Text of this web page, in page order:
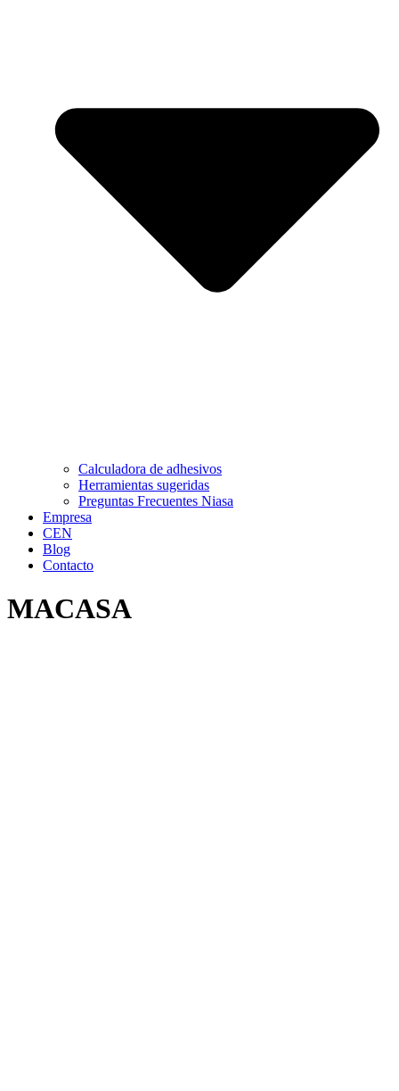
Calculadora de adhesivos
Herramientas sugeridas
Preguntas Frecuentes Niasa
Empresa
CEN
Blog
Contacto
MACASA